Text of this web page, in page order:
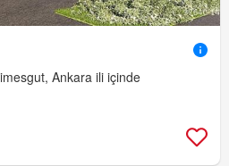
Ankara ili içinde